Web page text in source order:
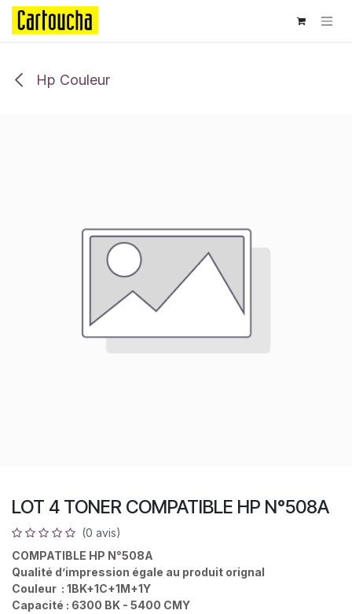
Se rendre au contenu
Hp Couleur
LOT 4 TONER COMPATIBLE HP N°508A
(0 avis)
COMPATIBLE HP N°508A
Qualité d’impression égale au produit orignal
Couleur : 1BK+1C+1M+1Y
Capacité : 6300 BK - 5400 CMY